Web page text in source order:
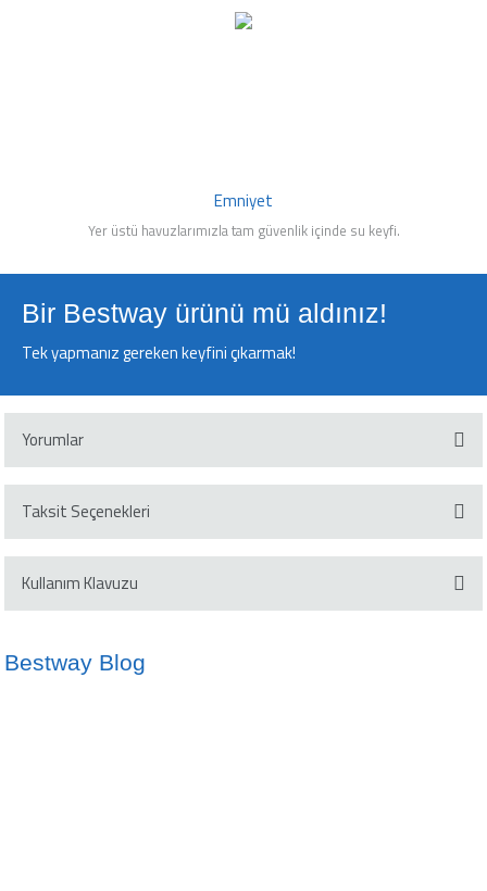
Emniyet
Yer üstü havuzlarımızla tam güvenlik içinde su keyfi.
Bir Bestway ürünü mü aldınız!
Tek yapmanız gereken keyfini çıkarmak!
Yorumlar
Bu ürüne ilk yorumu siz yapın!
Yorum Yaz
Taksit Seçenekleri
Kullanım Klavuzu
Bestway Blog